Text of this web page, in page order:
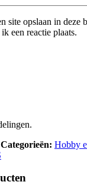
site opslaan in deze
een reactie plaats.
Categorieën: Hobby